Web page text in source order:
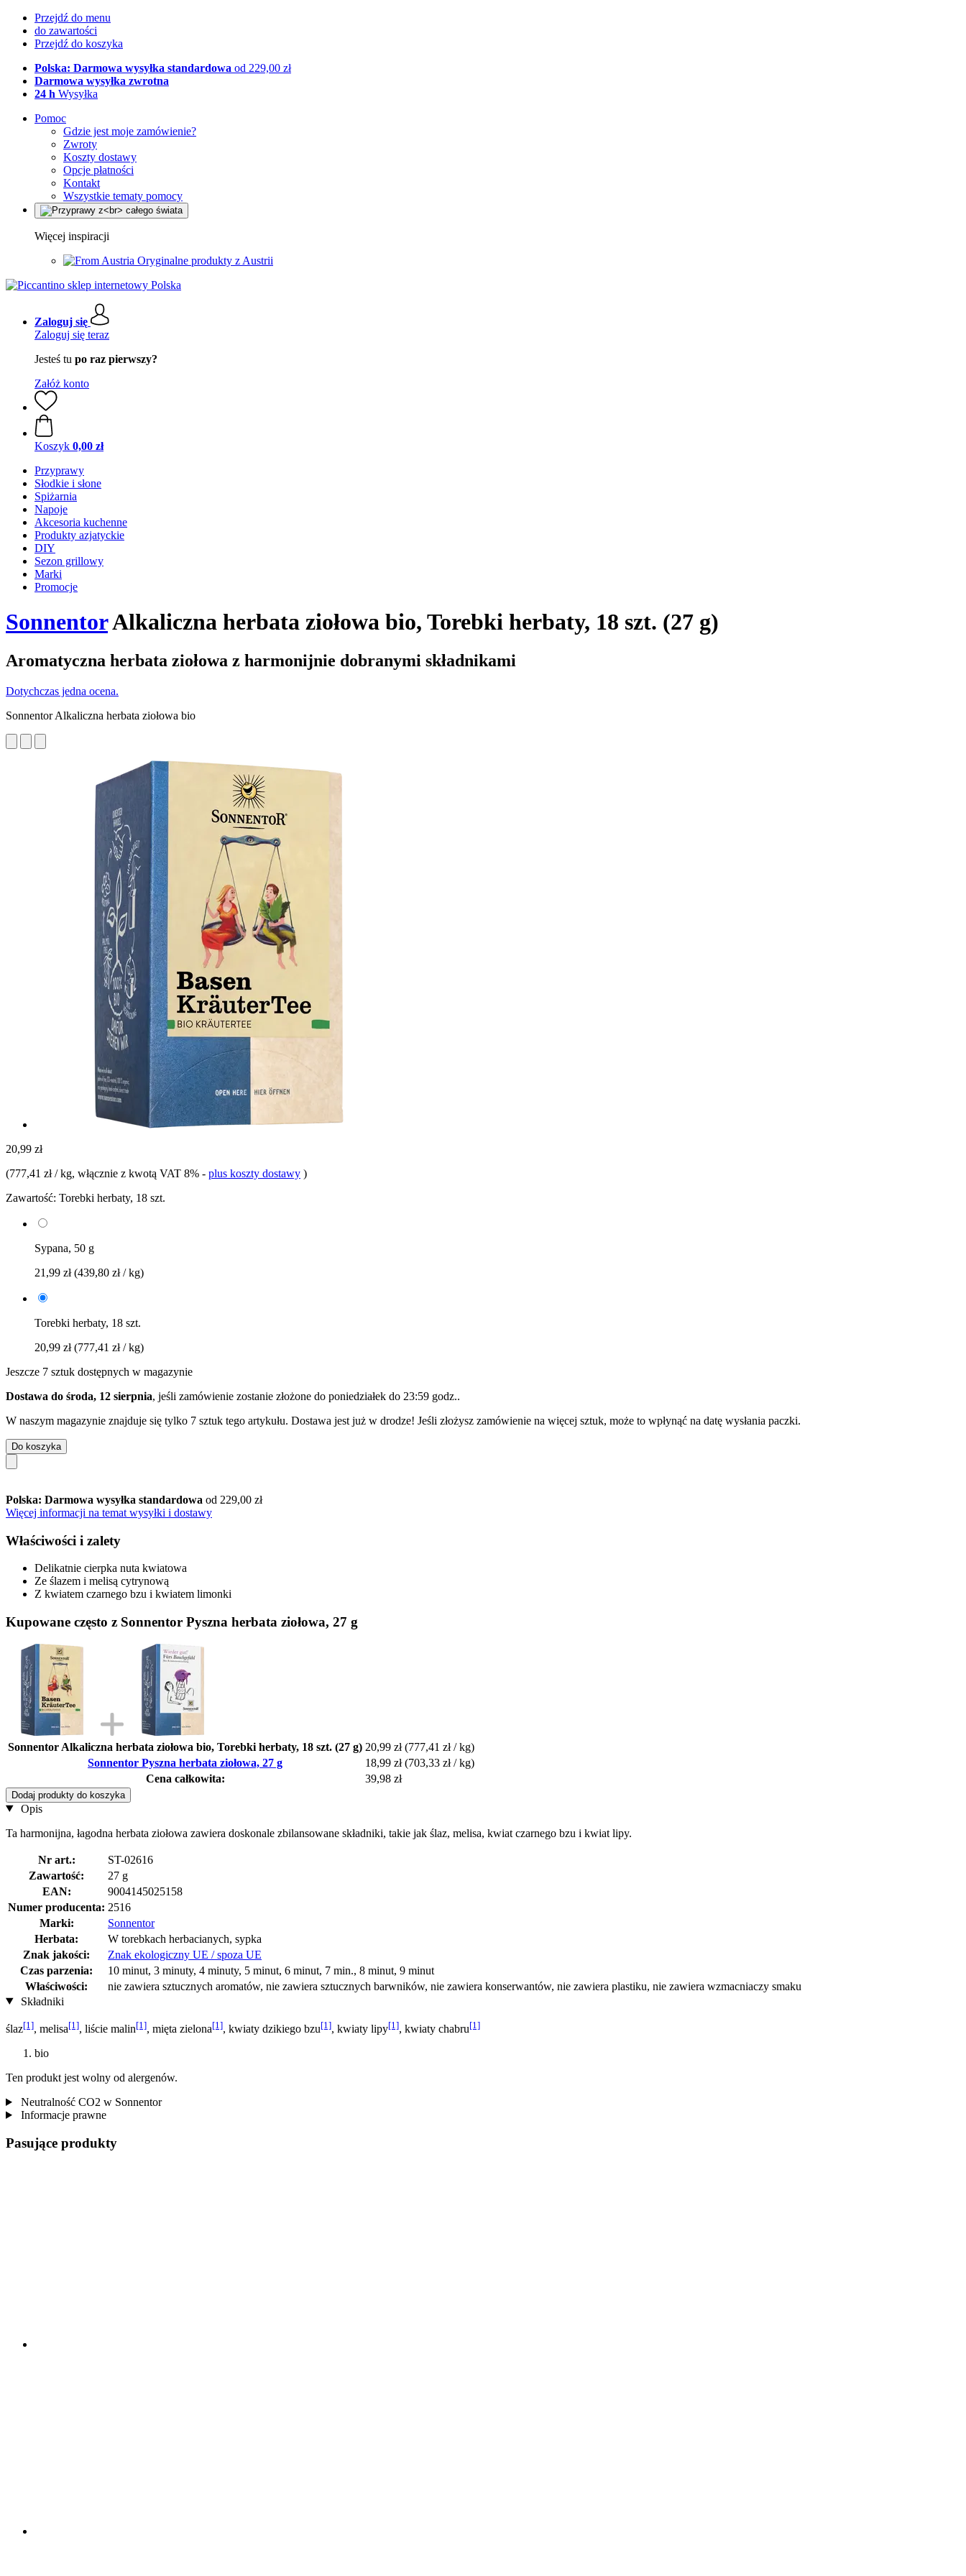
Przejdź do menu
do zawartości
Przejdź do koszyka
Polska: Darmowa wysyłka standardowa od 229,00 zł
Darmowa wysyłka zwrotna
24 h Wysyłka
Pomoc
Gdzie jest moje zamówienie?
Zwroty
Koszty dostawy
Opcje płatności
Kontakt
Wszystkie tematy pomocy
Więcej inspiracji
Oryginalne produkty z Austrii
Zaloguj się
Zaloguj się teraz
Jesteś tu po raz pierwszy?
Załóż konto
Koszyk 0,00 zł
Przyprawy
Słodkie i słone
Spiżarnia
Napoje
Akcesoria kuchenne
Produkty azjatyckie
DIY
Sezon grillowy
Marki
Promocje
SonnentorAlkaliczna herbata ziołowa bio, Torebki herbaty, 18 szt. (27 g)
Aromatyczna herbata ziołowa z harmonijnie dobranymi składnikami
Dotychczas jedna ocena.
Sonnentor Alkaliczna herbata ziołowa bio
20,99 zł
(777,41 zł / kg, włącznie z kwotą VAT 8% - plus koszty dostawy )
Zawartość: Torebki herbaty, 18 szt.
Sypana, 50 g
21,99 zł(439,80 zł / kg)
Torebki herbaty, 18 szt.
20,99 zł(777,41 zł / kg)
Jeszcze 7 sztuk dostępnych w magazynie
Dostawa do środa, 12 sierpnia, jeśli zamówienie zostanie złożone do poniedziałek do 23:59 godz..
W naszym magazynie znajduje się tylko 7 sztuk tego artykułu. Dostawa jest już w drodze! Jeśli złożysz zamówienie na więcej sztuk, może to wpłynąć na datę wysłania paczki.
Do koszyka
Polska: Darmowa wysyłka standardowa od 229,00 zł
Więcej informacji na temat wysyłki i dostawy
Właściwości i zalety
Delikatnie cierpka nuta kwiatowa
Ze ślazem i melisą cytrynową
Z kwiatem czarnego bzu i kwiatem limonki
Kupowane często z Sonnentor Pyszna herbata ziołowa, 27 g
Sonnentor Alkaliczna herbata ziołowa bio, Torebki herbaty, 18 szt. (27 g) 20,99 zł (777,41 zł / kg)
Sonnentor Pyszna herbata ziołowa, 27 g
18,99 zł (703,33 zł / kg)
Cena całkowita:
39,98 zł
Dodaj produkty do koszyka
Opis
Ta harmonijna, łagodna herbata ziołowa zawiera doskonale zbilansowane składniki, takie jak ślaz, melisa, kwiat czarnego bzu i kwiat lipy.
Nr art.:
ST-02616
Zawartość:
27 g
EAN:
9004145025158
Numer producenta: 2516
Marki:
Sonnentor
Herbata:
W torebkach herbacianych, sypka
Znak jakości:
Znak ekologiczny UE / spoza UE
Czas parzenia:
10 minut, 3 minuty, 4 minuty, 5 minut, 6 minut, 7 min., 8 minut, 9 minut
Właściwości:
nie zawiera sztucznych aromatów, nie zawiera sztucznych barwników, nie zawiera konserwantów, nie zawiera plastiku, nie zawiera wzmacniaczy smaku
Składniki
ślaz[1], melisa[1], liście malin[1], mięta zielona[1], kwiaty dzikiego bzu[1], kwiaty lipy[1], kwiaty chabru[1]
bio
Ten produkt jest wolny od alergenów.
Neutralność CO2 w Sonnentor
Informacje prawne
Pasujące produkty